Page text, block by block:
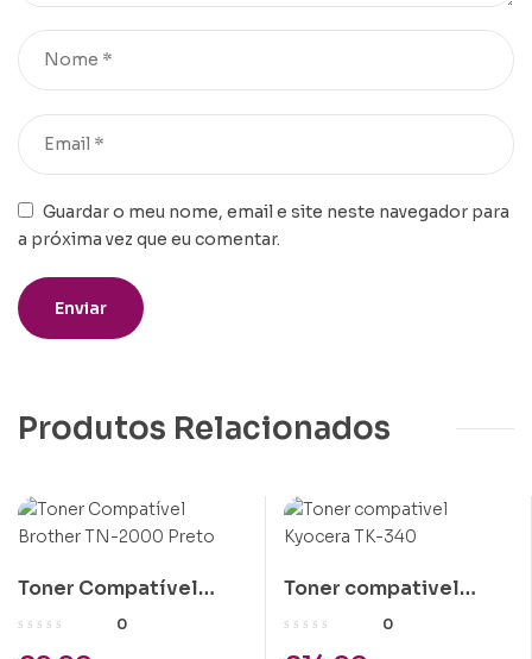
Guardar o meu nome, email e site neste navegador para
a próxima vez que eu comentar.
Produtos Relacionados
Toner Compatível
Brother TN-2000
0
Toner compativel
Kyocera TK-340
0